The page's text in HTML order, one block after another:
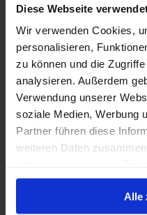
Diese Webseite
Wir verwenden Cookies,
personalisieren,
zu können und die
analysieren. Außerdem
Verwendung unserer
soziale Medien, Werbung
Partner führen diese
weiteren Daten
gesammelt haben.
Alle
met de Silver
Van Longyearbyen
Silver Endeavour
All-inclusive Wi-Fi Tips
1 jul. 2027 9 Nachten
€ 19.400p.p.